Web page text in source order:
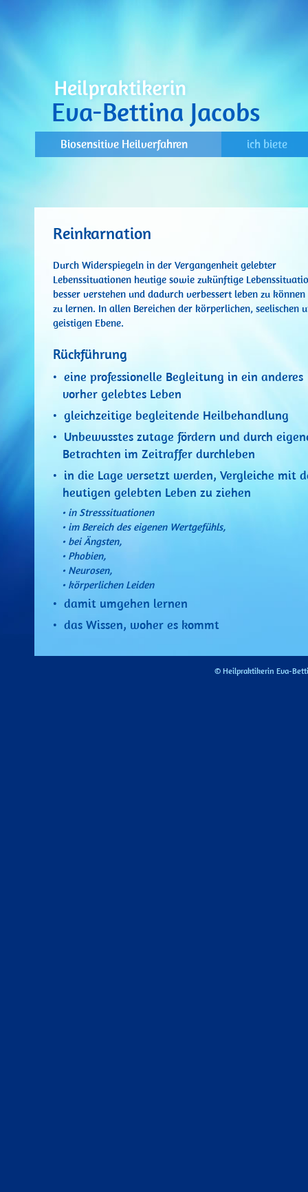
Eva-Bettina Jacobs
Biosensitive Heilverfahren ich biete
Reinkarnation
Durch Widerspiegeln in der Vergangenheit gelebter
Lebenssituationen heutige sowie zukünftige
besser verstehen und dadurch verbessert leben zu
zu lernen. In allen Bereichen der körperlichen, seelischen
geistigen Ebene.
Rückführung
• eine professionelle Begleitung in ein anderes
vorher gelebtes Leben
• gleichzeitige begleitende Heilbehandlung
• Unbewusstes zutage fördern und durch
Betrachten im Zeitraffer durchleben
• in die Lage versetzt werden, Vergleiche mit
heutigen gelebten Leben zu ziehen
• in Stresssituationen
• im Bereich des eigenen Wertgefühls,
• bei Ängsten,
• Phobien,
• Neurosen,
• körperlichen Leiden
• damit umgehen lernen
• das Wissen, woher es kommt
© Heilpraktikerin Eva-